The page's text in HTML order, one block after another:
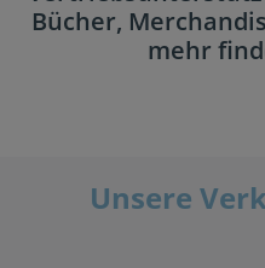
Bücher,
mehr
Unsere